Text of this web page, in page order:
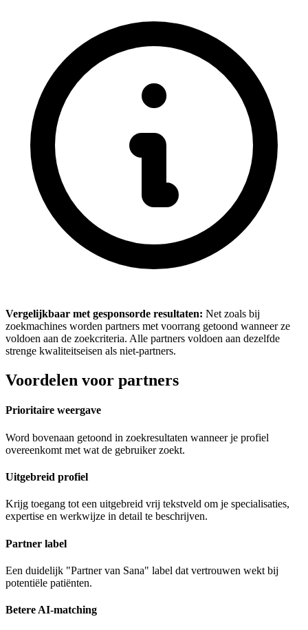
Vergelijkbaar met gesponsorde resultaten: Net zoals bij
zoekmachines worden partners met voorrang getoond wanneer ze
voldoen aan de zoekcriteria. Alle partners voldoen aan dezelfde
strenge kwaliteitseisen als niet-partners.
Voordelen voor partners
Prioritaire weergave
Word bovenaan getoond in zoekresultaten wanneer je profiel
overeenkomt met wat de gebruiker zoekt.
Uitgebreid profiel
Krijg toegang tot een uitgebreid vrij tekstveld om je specialisaties,
expertise en werkwijze in detail te beschrijven.
Partner label
Een duidelijk "Partner van Sana" label dat vertrouwen wekt bij
potentiële patiënten.
Betere AI-matching